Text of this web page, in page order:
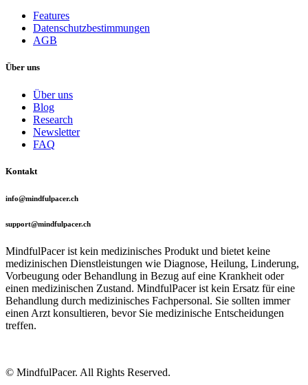
Features
Datenschutzbestimmungen
AGB
Über uns
Über uns
Blog
Research
Newsletter
FAQ
Kontakt
info@mindfulpacer.ch
support@mindfulpacer.ch
MindfulPacer ist kein medizinisches Produkt und bietet keine
medizinischen Dienstleistungen wie Diagnose, Heilung, Linderung,
Vorbeugung oder Behandlung in Bezug auf eine Krankheit oder
einen medizinischen Zustand. MindfulPacer ist kein Ersatz für eine
Behandlung durch medizinisches Fachpersonal. Sie sollten immer
einen Arzt konsultieren, bevor Sie medizinische Entscheidungen
treffen.
© MindfulPacer. All Rights Reserved.